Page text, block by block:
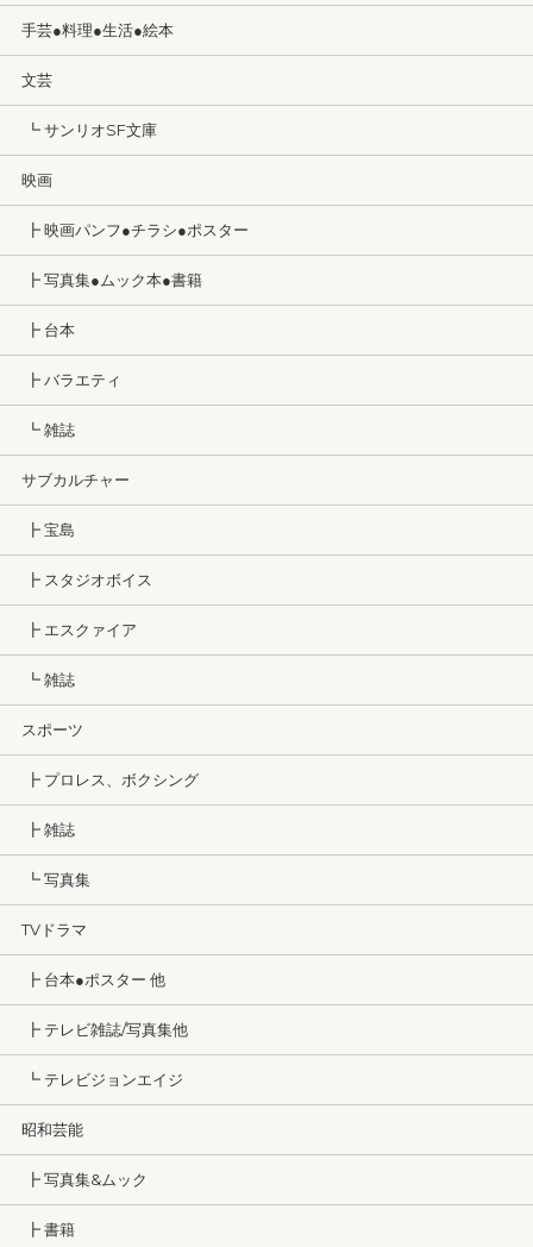
手芸●料理●生活●絵本
文芸
┗ サンリオSF文庫
映画
┣ 映画パンフ●チラシ●ポスター
┣ 写真集●ムック本●書籍
┣ 台本
┣ バラエティ
┗ 雑誌
サブカルチャー
┣ 宝島
┣ スタジオボイス
┣ エスクァイア
┗ 雑誌
スポーツ
┣ プロレス、ボクシング
┣ 雑誌
┗ 写真集
TVドラマ
┣ 台本●ポスター 他
┣ テレビ雑誌/写真集他
┗ テレビジョンエイジ
昭和芸能
┣ 写真集&ムック
┣ 書籍